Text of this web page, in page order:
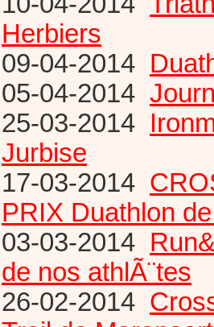
Herbiers
09-04-2014
05-04-2014
25-03-2014
Jurbise
17-03-2014
PRIX Duathlon
03-03-2014
de nos athlÃ¨tes
26-02-2014